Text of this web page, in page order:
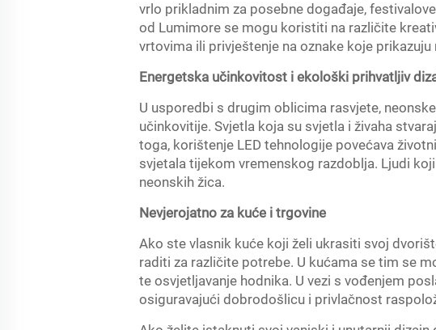
vrlo prikladnim za posebne događaje,
od Lumimore se mogu koristiti na različite
vrtovima ili privještenje na oznake koje
Energetska učinkovitost i ekološki prihvatljiv
U usporedbi s drugim oblicima rasvjete,
učinkovitije. Svjetla koja su svjetla i živaha
toga, korištenje LED tehnologije povećava
svjetala tijekom vremenskog razdoblja. Ljudi
neonskih žica.
Nevjerojatno za kuće i trgovine
Ako ste vlasnik kuće koji želi ukrasiti svoj
raditi za različite potrebe. U kućama se tim se
te osvjetljavanje hodnika. U vezi s vođenjem
osiguravajući dobrodošlicu i privlačnost